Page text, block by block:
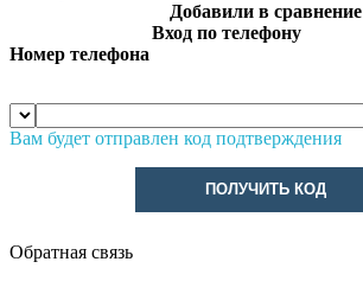
Добавили в сравнение
Вход по телефону
Номер телефона
Вам будет отправлен код подтверждения
ПОЛУЧИТЬ КОД
Обратная связь